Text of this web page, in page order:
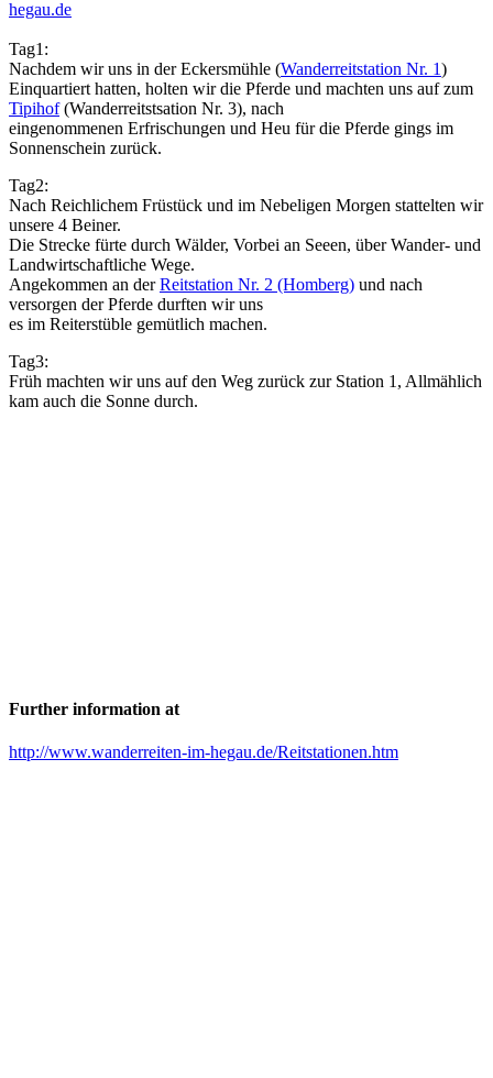
hegau.de
Tag1:
Nachdem wir uns in der Eckersmühle (Wanderreitstation Nr. 1)
Einquartiert hatten, holten wir die Pferde und machten uns auf zum
Tipihof(Wanderreitstsation Nr. 3), nach
eingenommenen Erfrischungen und Heu für die Pferde gings im
Sonnenschein zurück.
Tag2:
Nach Reichlichem Früstück und im Nebeligen Morgen stattelten wir
unsere 4 Beiner.
Die Strecke fürte durch Wälder, Vorbei an Seeen, über Wander- und
Landwirtschaftliche Wege.
Angekommen an derReitstation Nr. 2 (Homberg) und nach
versorgen der Pferde durften wir uns
es im Reiterstüble gemütlich machen.
Tag3:
Früh machten wir uns auf den Weg zurück zur Station 1, Allmählich
kam auch die Sonne durch.
Further information at
http://www.wanderreiten-im-hegau.de/Reitstationen.htm